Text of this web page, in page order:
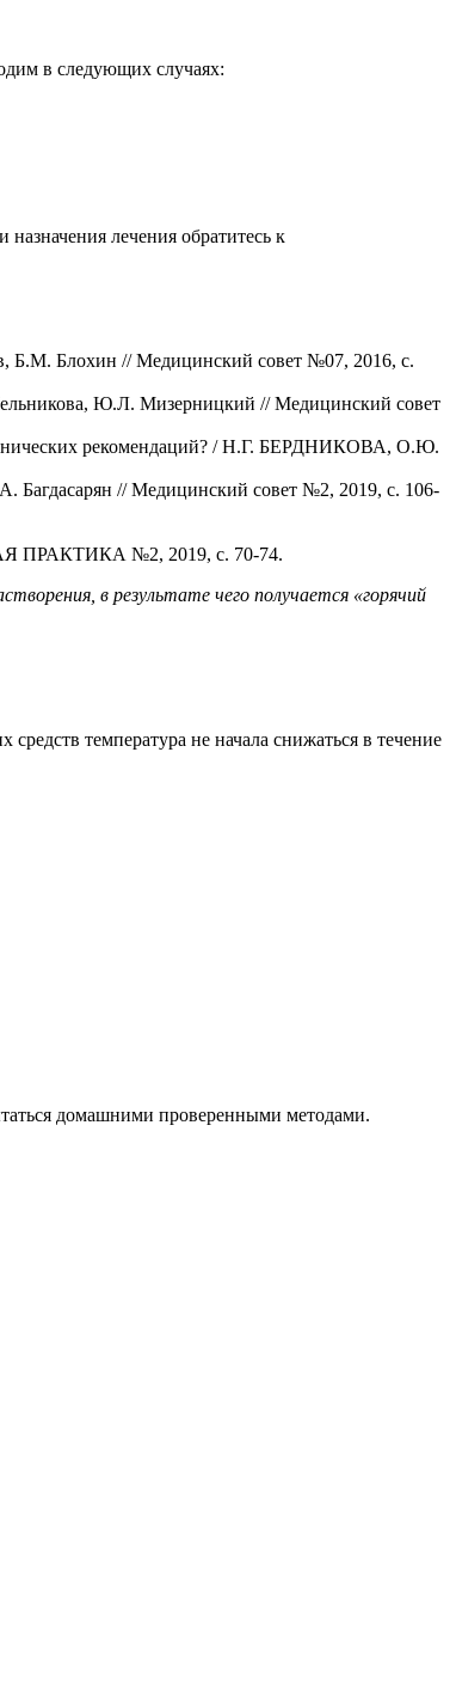
в следующих случаях:
лечения обратитесь к
Б.М. Блохин // Медицинский совет №07, 2016, с.
Ю.Л. Мизерницкий // Медицинский совет
рекомендаций? / Н.Г. БЕРДНИКОВА, О.Ю.
Багдасарян // Медицинский совет №2, 2019, с. 106-
ПРАКТИКА №2, 2019, с. 70-74.
в результате чего получается «горячий
температура не начала снижаться в течение
домашними проверенными методами.